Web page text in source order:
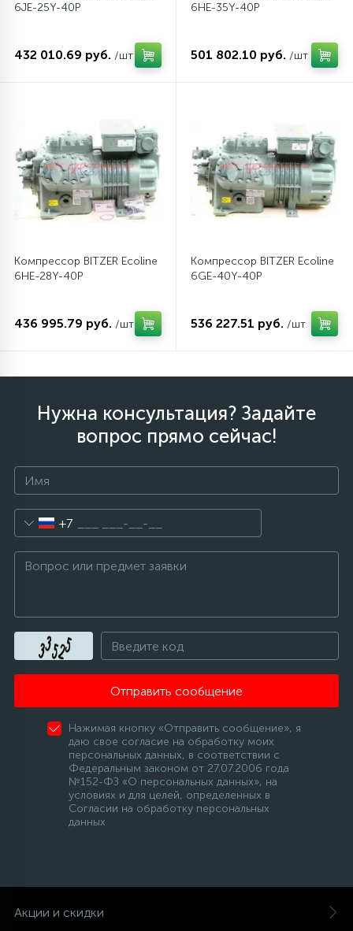
6JE-25Y-40P
432 010.69 руб. /шт
6HE-35Y-40P
501 802.10 руб. /шт
Компрессор BITZER Ecoline
6HE-28Y-40P
436 995.79 руб. /шт
Компрессор BITZER Ecoline
6GE-40Y-40P
536 227.51 руб. /шт
Нужна консультация? Задайте
вопрос прямо сейчас!
+7
Отправить сообщение
Нажимая кнопку «Отправить сообщение», я
даю свое согласие на обработку моих
персональных данных, в соответствии с
Федеральным законом от 27.07.2006 года
№152-ФЗ «О персональных данных», на
условиях и для целей, определенных в
Согласии на обработку персональных
данных
Акции и скидки